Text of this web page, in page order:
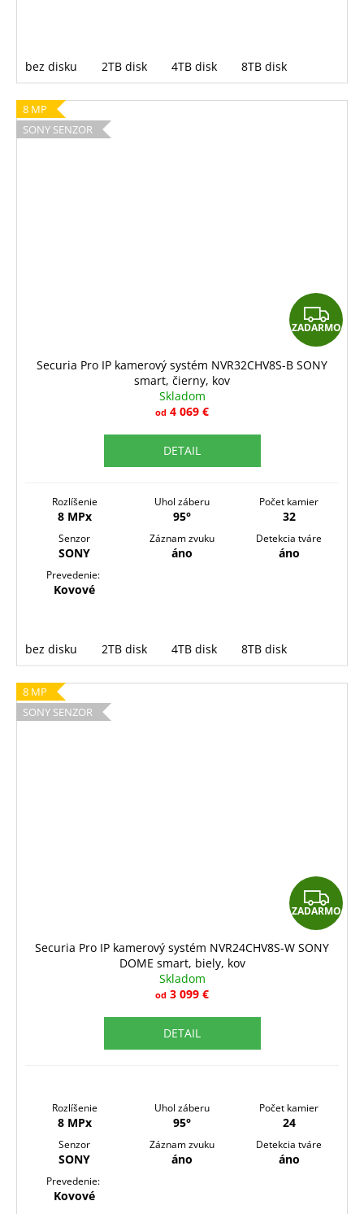
bez disku 2TB disk 4TB disk 8TB disk
8 MP
SONY SENZOR
Z
A
ZADARMO
Securia Pro IP kamerový systém NVR32CHV8S-B SONY
smart, čierny, kov
Skladom
od 4 069 €
DETAIL
Rozlíšenie
8 MPx
Uhol záberu
95°
Počet kamier
32
Senzor
SONY
Záznam zvuku
áno
Detekcia tváre
áno
Prevedenie:
Kovové
bez disku 2TB disk 4TB disk 8TB disk
8 MP
SONY SENZOR
Z
A
D
ZADARMO
Securia Pro IP kamerový systém NVR24CHV8S-W SONY
DOME smart, biely, kov
Skladom
od 3 099 €
DETAIL
Rozlíšenie
8 MPx
Uhol záberu
95°
Počet kamier
24
Senzor
SONY
Záznam zvuku
áno
Detekcia tváre
áno
Prevedenie:
Kovové